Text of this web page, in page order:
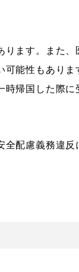
ります。また、
能性もありま
帰国した際に
全配慮義務違反